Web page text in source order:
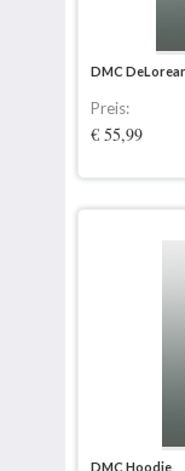
DMC
Preis:
€ 55,99
DMC Hoodie